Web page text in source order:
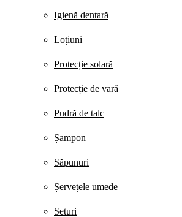
Igienă dentară
Loțiuni
Protecție solară
Protecție de vară
Pudră de talc
Șampon
Săpunuri
Șervețele umede
Seturi